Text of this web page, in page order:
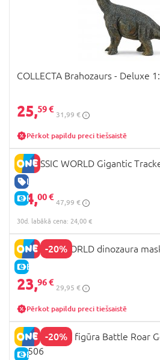
COLLECTA Brahozaurs - Deluxe
25,59 €
31,99 €
Pērkot papildu preci tiešsaistē
LABA CENA
E-CENA
JURASSIC WORLD Gigantic
24,00 €
47,99 €
30d. labākā cena: 24,00 €
-20%
E-CENA
JURASSIC WORLD dinozaura
23,96 €
29,95 €
Pērkot papildu preci tiešsaistē
-20%
E-CENA
GODZILLA 7" figūra Battle Roar
35506